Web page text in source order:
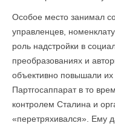
Особое место занимал
управленцев,
роль надстройки в
преобразованиях и
объективно повышали их
Партгосаппарат в то
контролем Сталина и
«перетряхивался». Ему